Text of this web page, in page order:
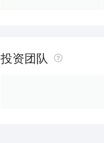
投资团队